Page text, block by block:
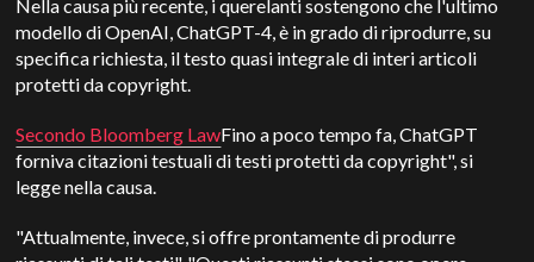
Nella causa più recente, i querelanti sostengono che l'ultimo
modello di OpenAI, ChatGPT-4, è in grado di riprodurre, su
specifica richiesta, il testo quasi integrale di interi articoli
protetti da copyright.
Secondo Bloomberg LawFino a poco tempo fa, ChatGPT
forniva citazioni testuali di testi protetti da copyright", si
legge nella causa.
"Attualmente, invece, si offre prontamente di produrre